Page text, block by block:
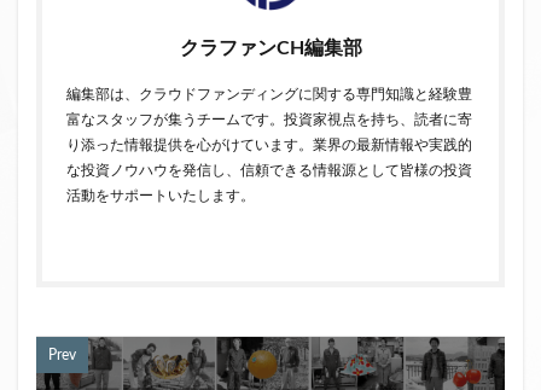
クラファンCH編集部
編集部は、クラウドファンディングに関する専門知識と経験豊
富なスタッフが集うチームです。投資家視点を持ち、読者に寄
り添った情報提供を心がけています。業界の最新情報や実践的
な投資ノウハウを発信し、信頼できる情報源として皆様の投資
活動をサポートいたします。
Prev